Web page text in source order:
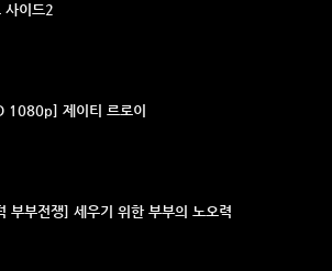
이드2
제이티 르로이
부부전쟁] 세우기 위한 부부의 노오력